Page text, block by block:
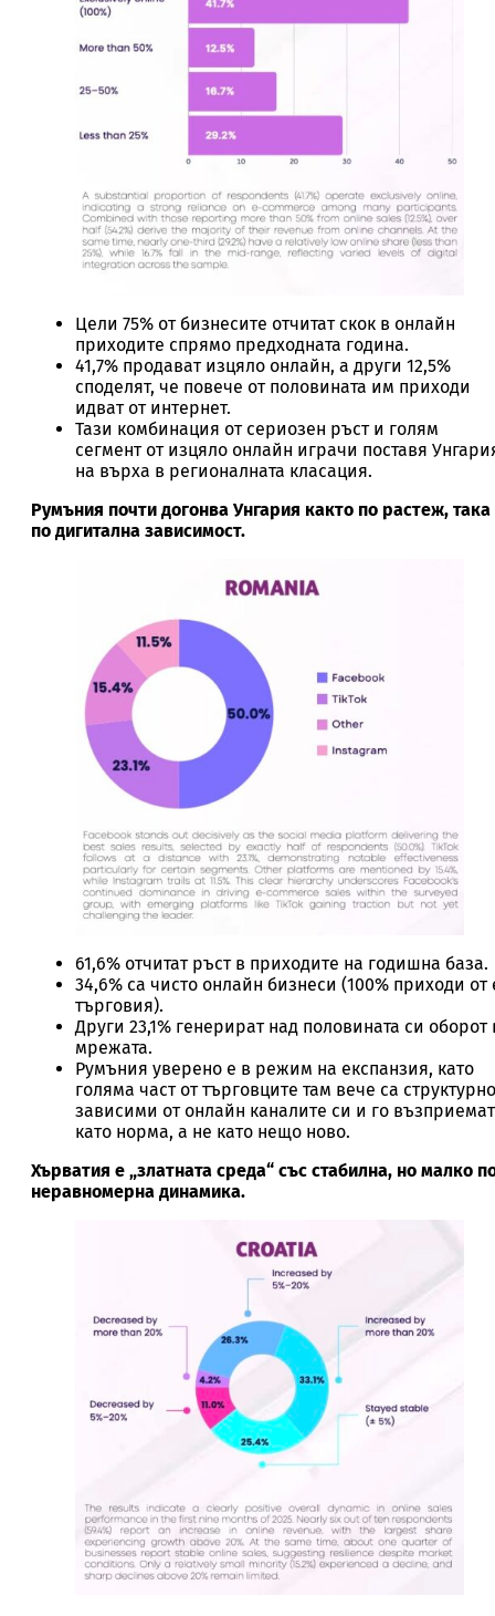
Цели 75% от бизнесите отчитат скок в онлайн
приходите спрямо предходната година.
41,7% продават изцяло онлайн, а други 12,5%
споделят, че повече от половината им приходи
идват от интернет.
Тази комбинация от сериозен ръст и голям
сегмент от изцяло онлайн играчи поставя
на върха в регионалната класация.
Румъния почти догонва Унгария както по растеж, така
по дигитална зависимост.
61,6% отчитат ръст в приходите на годишна база.
34,6% са чисто онлайн бизнеси (100% приходи от
търговия).
Други 23,1% генерират над половината си оборот
мрежата.
Румъния уверено е в режим на експанзия, като
голяма част от търговците там вече са структурно
зависими от онлайн каналите си и го възприемат
като норма, а не като нещо ново.
Хърватия е „златната среда“ със стабилна, но малко
неравномерна динамика.